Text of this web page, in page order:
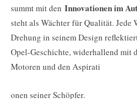
summt mit den Innovationen im
steht als Wächter für Qualität. Jede
Drehung in seinem Design
Opel-Geschichte, widerhallend mit
Motoren und den Aspirati
onen seiner Schöpfer.